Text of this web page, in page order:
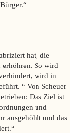
“
hat, die
erhöhren. So wird
wird in
“ Von Scheuer
Das Ziel ist
und
ausgehöhlt und das